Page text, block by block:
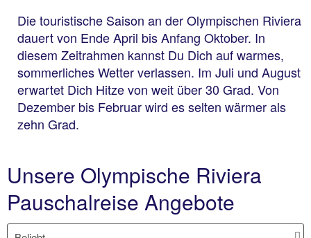
Die touristische Saison an der Olympischen Riviera
dauert von Ende April bis Anfang Oktober. In
diesem Zeitrahmen kannst Du Dich auf warmes,
sommerliches Wetter verlassen. Im Juli und August
erwartet Dich Hitze von weit über 30 Grad. Von
Dezember bis Februar wird es selten wärmer als
zehn Grad.
Unsere Olympische Riviera
Pauschalreise Angebote